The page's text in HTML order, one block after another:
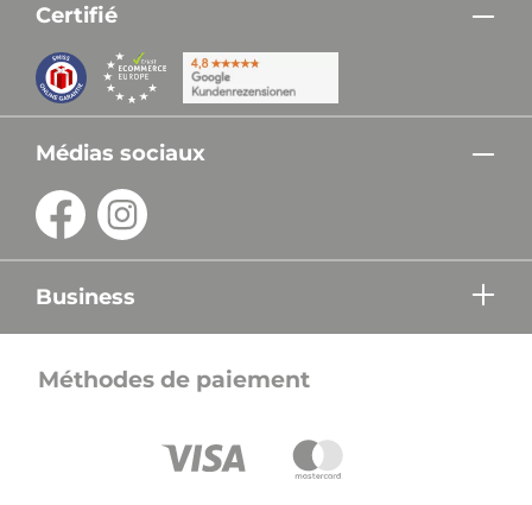
Certifié
Médias sociaux
Business
Méthodes de paiement